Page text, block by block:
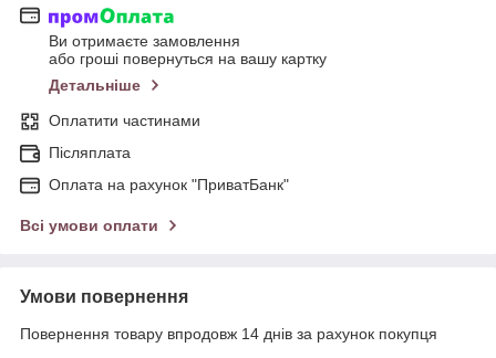
Ви отримаєте замовлення
або гроші повернуться на вашу картку
Детальніше
Оплатити частинами
Післяплата
Оплата на рахунок "ПриватБанк"
Всі умови оплати
Умови повернення
Повернення товару впродовж 14 днів за рахунок покупця